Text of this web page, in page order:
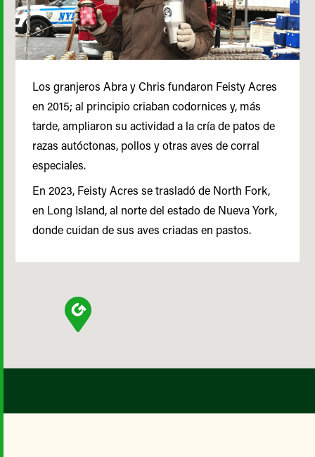
Los granjeros Abra y Chris fundaron Feisty Acres
en 2015; al principio criaban codornices y, más
tarde, ampliaron su actividad a la cría de patos de
razas autóctonas, pollos y otras aves de corral
especiales.
En 2023, Feisty Acres se trasladó de North Fork,
en Long Island, al norte del estado de Nueva York,
donde cuidan de sus aves criadas en pastos.